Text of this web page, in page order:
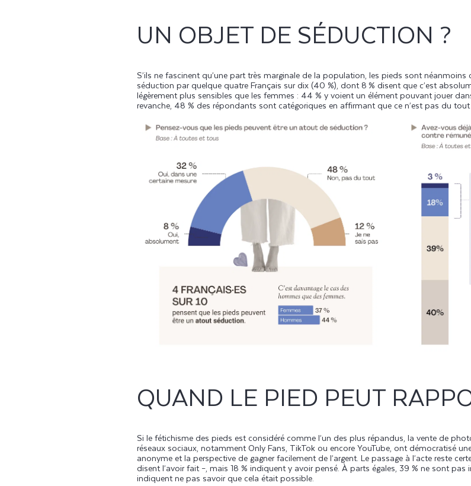
UN OBJET DE SÉDUCTION ?
S’ils ne fascinent qu’une part très marginale de la population, les pieds sont
séduction par quelque quatre Français sur dix (40 %), dont 8 % disent que c’est
légèrement plus sensibles que les femmes : 44 % y voient un élément pouvant jouer
revanche, 48 % des répondants sont catégoriques en affirmant que ce n’est pas du
QUAND LE PIED PEUT
Si le fétichisme des pieds est considéré comme l’un des plus répandus, la vente de
réseaux sociaux, notammentOnlyFans, TikTokou encore YouTube, ont démocratisé
anonyme et la perspective de gagner facilement de l’argent. Le passage à l’acte reste
disent l’avoir fait –, mais 18 % indiquent y avoir pensé. À parts égales, 39 % ne sont pas
indiquent ne pas savoir que cela était possible.